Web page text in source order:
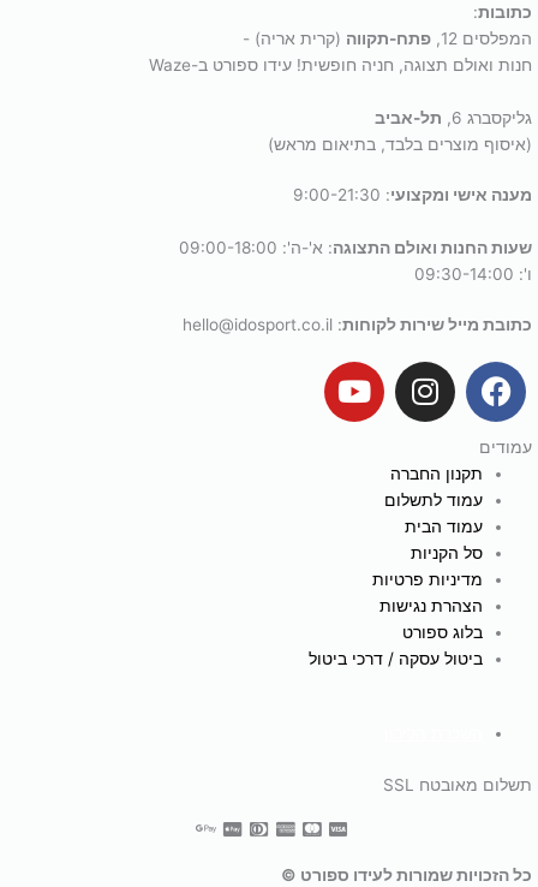
כתובות:
המפלסים 12,
פתח-תקווה (קרית אריה) -
חנות ואולם תצוגה, חניה חופשית! עידו ספורט ב-Waze
גליקסברג 6,
תל-אביב
(איסוף מוצרים בלבד, בתיאום מראש)
מענה אישי ומקצועי: 9:00-21:30
שעות החנות ואולם התצוגה: א'-ה': 09:00-18:00
ו': 09:30-14:00
כתובת מייל שירות לקוחות: hello@idosport.co.il
F
a
c
e
b
o
o
k
I
n
t
a
g
r
a
m
Y
o
עמודים
תקנון החברה
עמוד לתשלום
עמוד הבית
סל הקניות
מדיניות פרטיות
הצהרת נגישות
בלוג ספורט
ביטול עסקה / דרכי ביטול
תשלום מאובטח SSL
כל הזכויות שמורות לעידו ספורט ©